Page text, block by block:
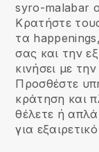
syro-malabar
Κρατήστε
τα happenings,
σας και την
κινήσει με
Προσθέστε
κράτηση και
θέλετε ή
για